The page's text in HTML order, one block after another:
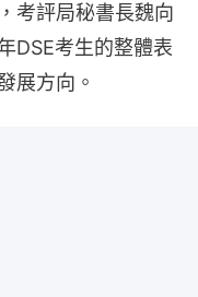
考評局秘書長魏向
DSE考生的整體表
展方向。